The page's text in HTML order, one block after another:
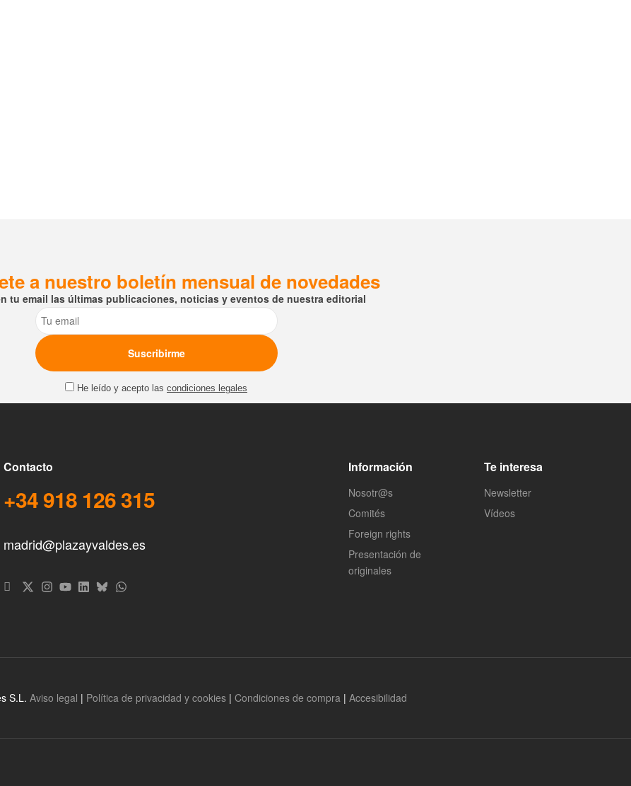
a nuestro boletín mensual de novedades
tu email las últimas publicaciones, noticias y eventos de nuestra editorial
Email
He leído y acepto las condiciones legales
Contacto
+34 918 126 315
madrid@plazayvaldes.es
Información
Nosotr@s
Comités
Foreign rights
Presentación de
originales
Te interesa
Newsletter
Vídeos
S.L. Aviso legal | Política de privacidad y cookies| Condiciones de compra | Accesibilidad